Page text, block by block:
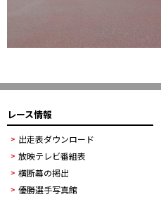
レース情報
出走表ダウンロード
放映テレビ番組表
横断幕の掲出
優勝選手写真館